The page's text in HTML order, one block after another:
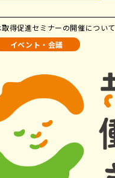
得促進セミナーの開催について
イベント・会議